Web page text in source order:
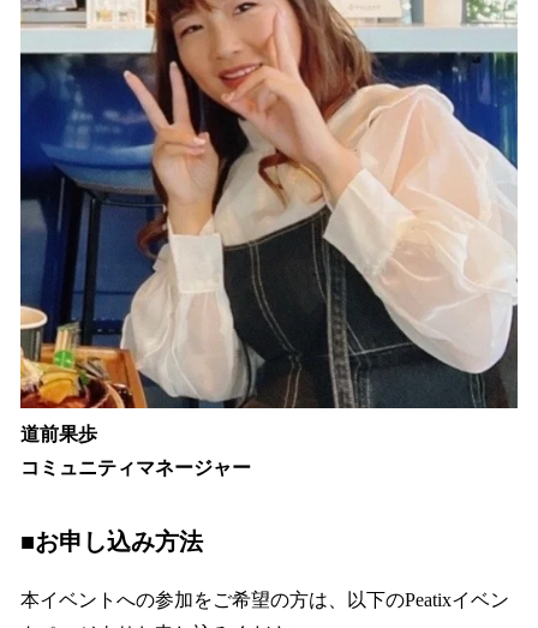
道前果歩
コミュニティマネージャー
■お申し込み方法
本イベントへの参加をご希望の方は、以下のPeatixイベン